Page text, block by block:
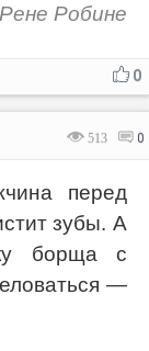
Робине
0
513 0
перед
зубы. А
борща с
—